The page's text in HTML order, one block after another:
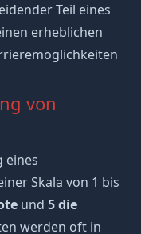
Teil eines
erheblichen
von
eines
Skala von 1 bis
und 5 die
werden oft in